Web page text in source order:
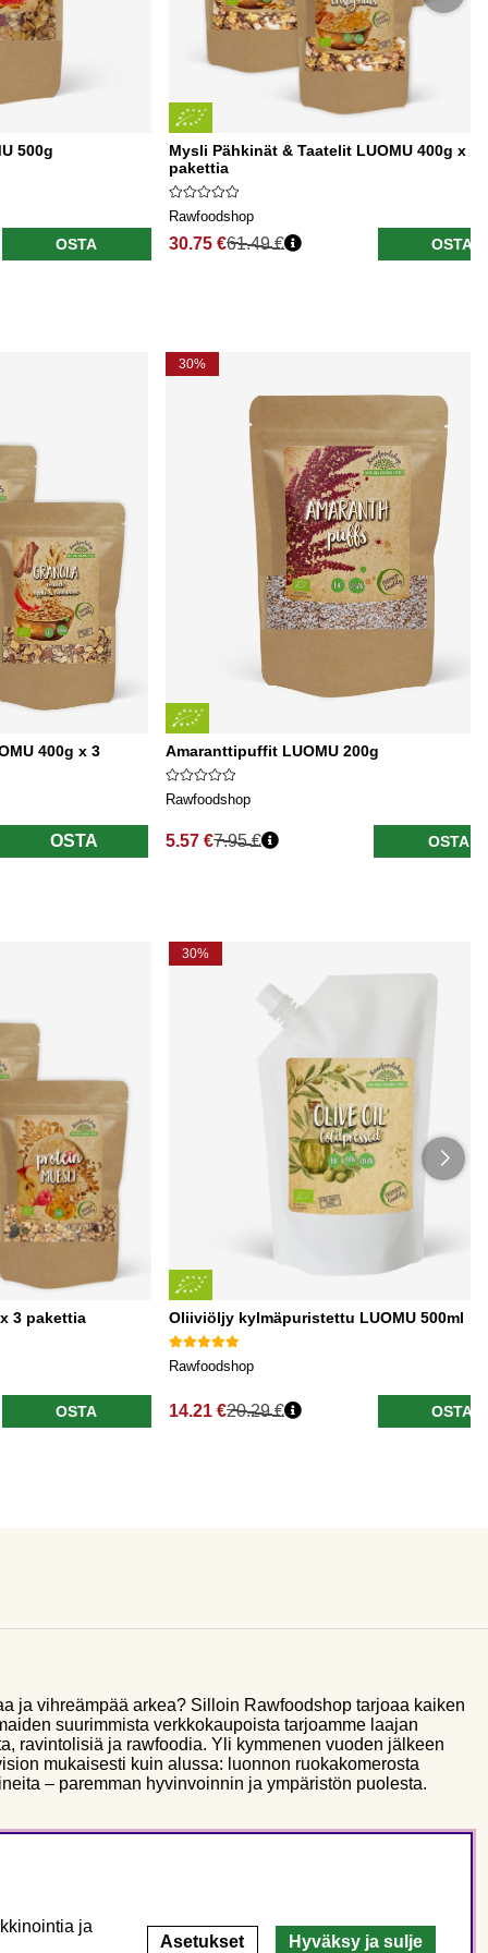
500g
OSTA
Mysli Pähkinät & Taatelit LUOMU 400g x 5
pakettia
Rawfoodshop
30.75 €61.49 € OSTA
400g x 3
OSTA
30%
Amaranttipuffit LUOMU 200g
Rawfoodshop
5.57 €
Normaali hinta
7.95 € OSTA
3 pakettia
OSTA
30%
Oliiviöljy kylmäpuristettu LUOMU 500ml
Rawfoodshop
14.21 €20.29 € OSTA
ja vihreämpää arkea? Silloin Rawfoodshop tarjoaa kaiken
suurimmista verkkokaupoista tarjoamme laajan
ravintolisiä ja rawfoodia. Yli kymmenen vuoden jälkeen
mukaisesti kuin alussa: luonnon ruokakomerosta
– paremman hyvinvoinnin ja ympäristön puolesta.
ja
Asetukset
Hyväksy ja sulje